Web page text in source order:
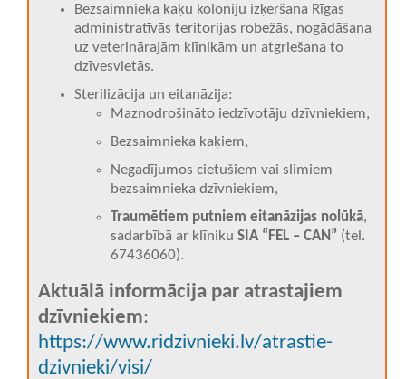
Bezsaimnieka kaķu koloniju izķeršana Rīgas
administratīvās teritorijas robežās, nogādāšana
uz veterinārajām klīnikām un atgriešana to
dzīvesvietās.
Sterilizācija un eitanāzija:
Maznodrošināto iedzīvotāju dzīvniekiem,
Bezsaimnieka kaķiem,
Negadījumos cietušiem vai slimiem
bezsaimnieka dzīvniekiem,
Traumētiem putniem eitanāzijas nolūkā,
sadarbībā ar klīniku SIA “FEL – CAN” (tel.
67436060).
Aktuālā informācija par atrastajiem
dzīvniekiem:
https://www.ridzivnieki.lv/atrastie-
dzivnieki/visi/